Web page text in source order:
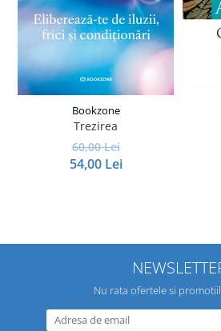
Bookzone
Trezirea
60,00 Lei
54,00 Lei
Nu rata ofertele si